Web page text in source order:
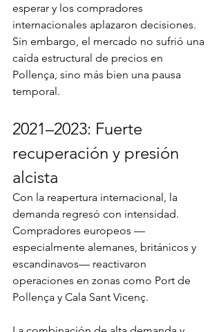
esperar y los compradores
internacionales aplazaron decisiones.
Sin embargo, el mercado no sufrió una
caída estructural de precios en
Pollença, sino más bien una pausa
temporal.
2021–2023: Fuerte
recuperación y presión
alcista
Con la reapertura internacional, la
demanda regresó con intensidad.
Compradores europeos —
especialmente alemanes, británicos y
escandinavos— reactivaron
operaciones en zonas como Port de
Pollença y Cala Sant Vicenç.